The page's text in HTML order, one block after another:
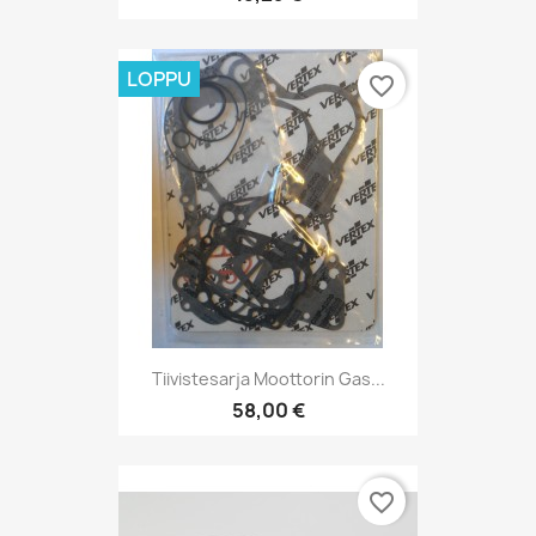
Tiivistesarja Moottorin Gas...
58,00 €
LOPPU favorite_border
favorite_border